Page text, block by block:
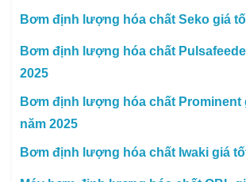
Bơm định lượng hóa chất Seko giá
Bơm định lượng hóa chất
2025
Bơm định lượng hóa chất Prominent
năm 2025
Bơm định lượng hóa chất Iwaki giá